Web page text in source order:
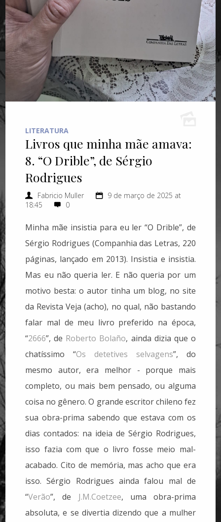
LITERATURA
Livros que minha mãe amava:
8. “O Drible”, de Sérgio
Rodrigues
Fabricio Muller
9 de março de 2025 at
18:45
0
Minha mãe insistia para eu ler “O Drible”, de
Sérgio Rodrigues (Companhia das Letras, 220
páginas, lançado em 2013). Insistia e insistia.
Mas eu não queria ler. E não queria por um
motivo besta: o autor tinha um blog, no site
da Revista Veja (acho), no qual, não bastando
falar mal de meu livro preferido na época,
“2666”, de Roberto Bolaño, ainda dizia que o
chatíssimo “Os detetives selvagens”, do
mesmo autor, era melhor - porque mais
completo, ou mais bem pensado, ou alguma
coisa no gênero. O grande escritor chileno fez
sua obra-prima sabendo que estava com os
dias contados: na ideia de Sérgio Rodrigues,
isso fazia com que o livro fosse meio mal-
acabado. Cito de memória, mas acho que era
isso. Sérgio Rodrigues ainda falou mal de
“Verão”, de J.M.Coetzee, uma obra-prima
absoluta, e se divertia dizendo que a mulher